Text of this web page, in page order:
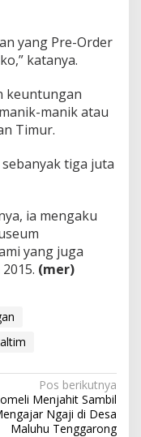
yang Pre-Order
katanya.
keuntungan
manik atau
Timur.
tiga juta
ia mengaku
yang juga
(mer)
Pos berikutnya
Menjahit Sambil
Ngaji di Desa
Maluhu Tenggarong